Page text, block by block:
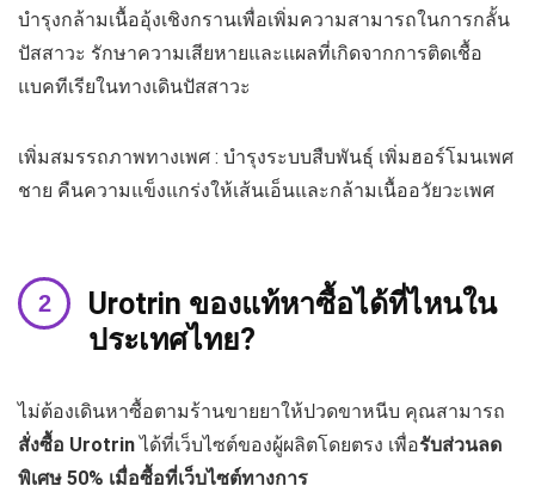
บำรุงกล้ามเนื้ออุ้งเชิงกรานเพื่อเพิ่มความสามารถในการกลั้น
ปัสสาวะ รักษาความเสียหายและเเผลที่เกิดจากการติดเชื้อ
แบคทีเรียในทางเดินปัสสาวะ
เพิ่มสมรรถภาพทางเพศ : บำรุงระบบสืบพันธุ์ เพิ่มฮอร์โมนเพศ
ชาย คืนความแข็งแกร่งให้เส้นเอ็นและกล้ามเนื้ออวัยวะเพศ
Urotrin ของแท้หาซื้อได้ที่ไหนใน
ประเทศไทย?
ไม่ต้องเดินหาซื้อตามร้านขายยาให้ปวดขาหนีบ คุณสามารถ
สั่งซื้อ Urotrinได้ที่เว็บไซต์ของผู้ผลิตโดยตรง เพื่อรับส่วนลด
พิเศษ 50% เมื่อซื้อที่เว็บไซต์ทางการ